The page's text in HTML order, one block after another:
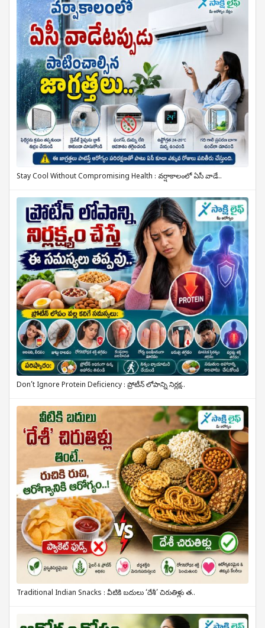
Stay Cool Without Compromising Health : వర్షాకాలంలో ఏసీ వాడే..
Don’t Ignore Protein Deficiency : ప్రోటీన్ లోపాన్ని నిర్లక్ష..
Traditional Indian Snacks : వీటికి బదులు ‘దేశీ’ చిరుతిళ్లు త..